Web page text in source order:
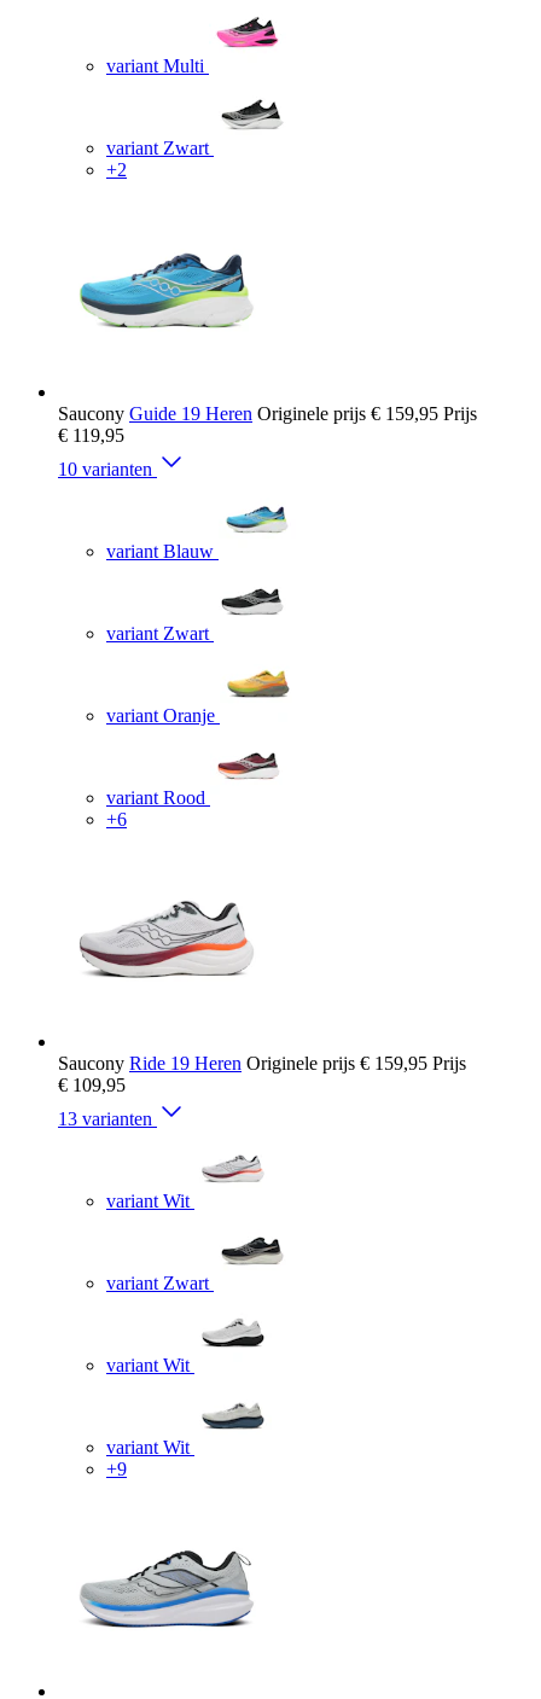
variant Multi
variant Zwart
+2
Saucony Guide 19 Heren Originele prijs € 159,95 Prijs
€ 119,95
10 varianten
variant Blauw
variant Zwart
variant Oranje
variant Rood
+6
Saucony Ride 19 Heren Originele prijs € 159,95 Prijs
€ 109,95
13 varianten
variant Wit
variant Zwart
variant Wit
variant Wit
+9